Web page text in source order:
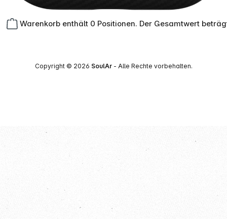
Warenkorb enthält 0 Positionen. Der Gesamtwert
Copyright © 2026 SoulAr- Alle Rechte vorbehalten.